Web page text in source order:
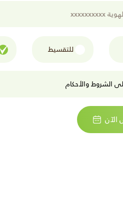
للتقسيط
الشروط واﻷحكام
الآن